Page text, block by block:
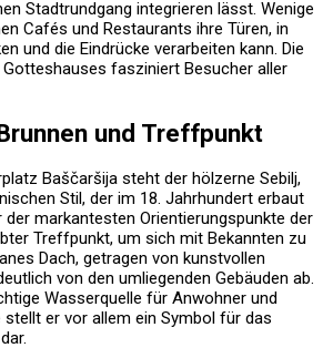
Stadtrundgang integrieren lässt. Wenige
Cafés und Restaurants ihre Türen, in
und die Eindrücke verarbeiten kann. Die
fasziniert Besucher aller
und Treffpunkt
Baščaršija steht der hölzerne Sebilj,
Stil, der im 18. Jahrhundert erbaut
der markantesten Orientierungspunkte der
Treffpunkt, um sich mit Bekannten zu
Dach, getragen von kunstvollen
von den umliegenden Gebäuden ab.
Wasserquelle für Anwohner und
stellt er vor allem ein Symbol für das